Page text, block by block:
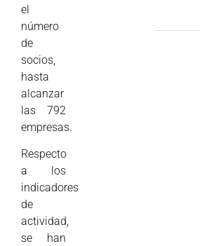
el
número
de
socios,
hasta
alcanzar
las 792
empresas.
Respecto
a los
indicadores
de
actividad,
se han